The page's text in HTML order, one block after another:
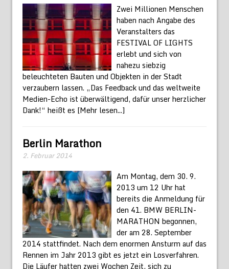
Zwei Millionen Menschen
haben nach Angabe des
Veranstalters das
FESTIVAL OF LIGHTS
erlebt und sich von
nahezu siebzig
beleuchteten Bauten und Objekten in der Stadt
verzaubern lassen. „Das Feedback und das weltweite
Medien-Echo ist überwältigend, dafür unser herzlicher
Dank!“ heißt es [Mehr lesen...]
Berlin Marathon
2. Februar 2014
Am Montag, dem 30. 9.
2013 um 12 Uhr hat
bereits die Anmeldung für
den 41. BMW BERLIN-
MARATHON begonnen,
der am 28. September
2014 stattfindet. Nach dem enormen Ansturm auf das
Rennen im Jahr 2013 gibt es jetzt ein Losverfahren.
Die Läufer hatten zwei Wochen Zeit, sich zu